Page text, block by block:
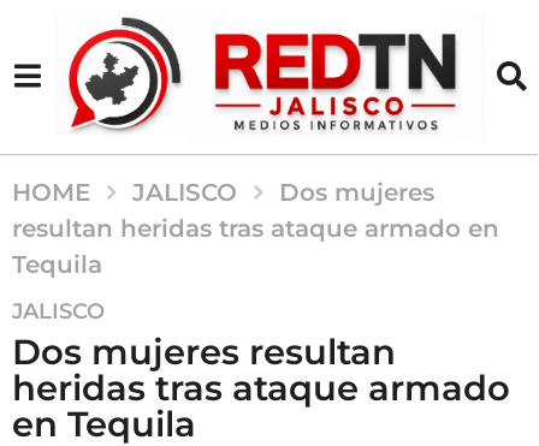
HOME JALISCO
Dos mujeres
resultan heridas tras ataque armado en
Tequila
2
m
e
s
e
JALISCO
Dos mujeres resultan
heridas tras ataque armado
en Tequila